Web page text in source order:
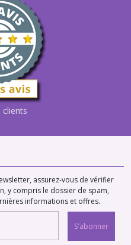
clients
assurez-vous de vérifier
y compris le dossier de spam,
informations et offres.
S'abonner